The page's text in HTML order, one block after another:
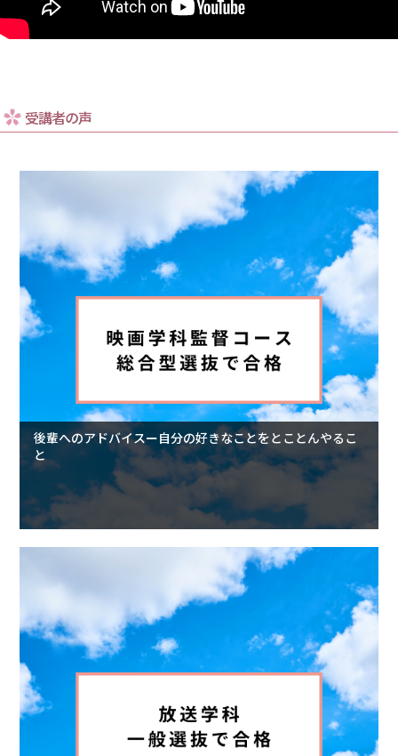
受講者の声
後輩へのアドバイスー自分の好きなことをとことんやるこ
と